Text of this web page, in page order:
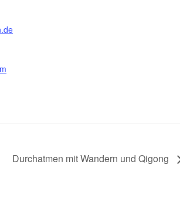
Durchatmen mit Wandern und Qigong